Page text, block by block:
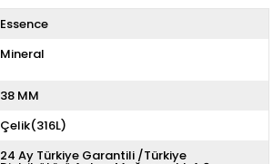
Essence
Mineral
38 MM
Çelik(316L)
24 Ay Türkiye Garantili /Türkiye